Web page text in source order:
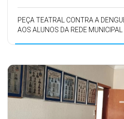
PEÇA TEATRAL CONTRA A
AOS ALUNOS DA REDE MUNICIPAL